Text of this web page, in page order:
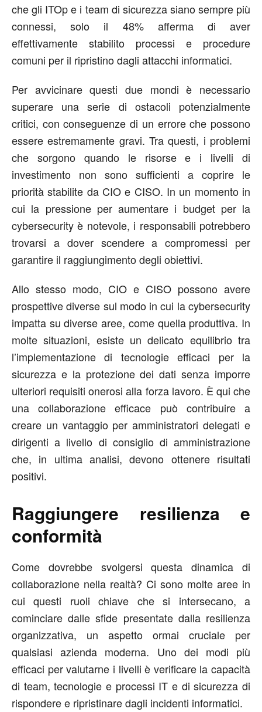
che gli ITOp e i team di sicurezza siano sempre più
connessi, solo il 48% afferma di aver
effettivamente stabilito processi e procedure
comuni per il ripristino dagli attacchi informatici.
Per avvicinare questi due mondi è necessario
superare una serie di ostacoli potenzialmente
critici, con conseguenze di un errore che possono
essere estremamente gravi. Tra questi, i problemi
che sorgono quando le risorse e i livelli di
investimento non sono sufficienti a coprire le
priorità stabilite da CIO e CISO. In un momento in
cui la pressione per aumentare i budget per la
cybersecurity è notevole, i responsabili potrebbero
trovarsi a dover scendere a compromessi per
garantire il raggiungimento degli obiettivi.
Allo stesso modo, CIO e CISO possono avere
prospettive diverse sul modo in cui la cybersecurity
impatta su diverse aree, come quella produttiva. In
molte situazioni, esiste un delicato equilibrio tra
l’implementazione di tecnologie efficaci per la
sicurezza e la protezione dei dati senza imporre
ulteriori requisiti onerosi alla forza lavoro. È qui che
una collaborazione efficace può contribuire a
creare un vantaggio per amministratori delegati e
dirigenti a livello di consiglio di amministrazione
che, in ultima analisi, devono ottenere risultati
positivi.
Raggiungere resilienza e
conformità
Come dovrebbe svolgersi questa dinamica di
collaborazione nella realtà? Ci sono molte aree in
cui questi ruoli chiave che si intersecano, a
cominciare dalle sfide presentate dalla resilienza
organizzativa, un aspetto ormai cruciale per
qualsiasi azienda moderna. Uno dei modi più
efficaci per valutarne i livelli è verificare la capacità
di team, tecnologie e processi IT e di sicurezza di
rispondere e ripristinare dagli incidenti informatici.